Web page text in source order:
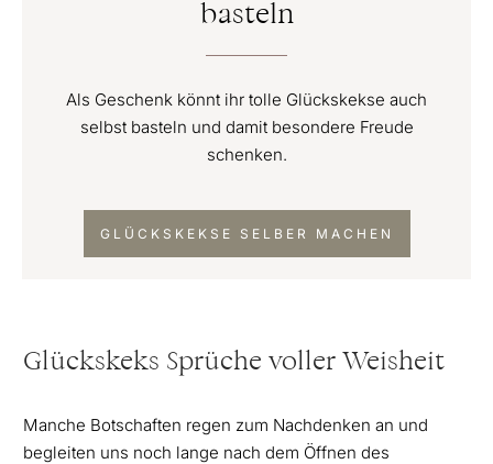
basteln
Als Geschenk könnt ihr tolle Glückskekse auch
selbst basteln und damit besondere Freude
schenken.
GLÜCKSKEKSE SELBER MACHEN
Glückskeks Sprüche voller Weisheit
Manche Botschaften regen zum Nachdenken an und
begleiten uns noch lange nach dem Öffnen des